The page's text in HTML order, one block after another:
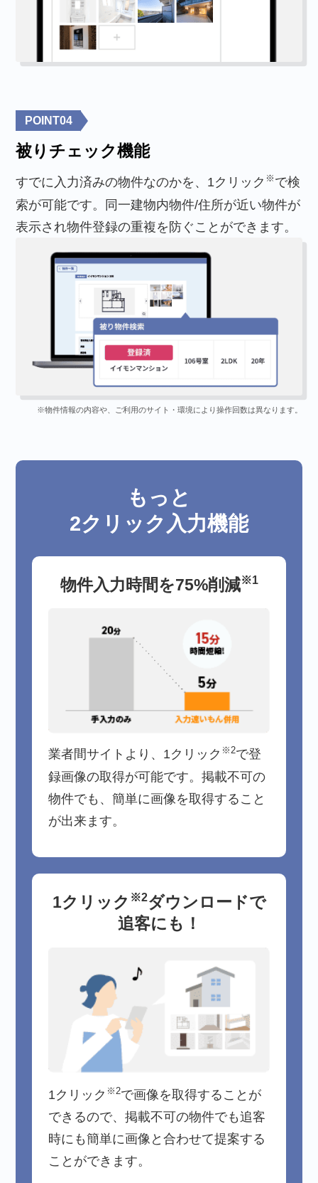
POINT04
被りチェック機能
すでに入力済みの物件なのかを、1クリック ※ で検
索が可能です。同一建物内物件/住所が近い物件が
表示され物件登録の重複を防ぐことができます。
※物件情報の内容や、ご利用のサイト・環境により操作回数は異なります。
もっと
2クリック入力機能
物件入力時間を75%削減※1
業者間サイトより、1クリック ※2で登
録画像の取得が可能です。掲載不可の
物件でも、簡単に画像を取得すること
が出来ます。
1クリック ※2ダウンロードで
追客にも！
1クリック ※2で画像を取得することが
できるので、掲載不可の物件でも追客
時にも簡単に画像と合わせて提案する
ことができます。